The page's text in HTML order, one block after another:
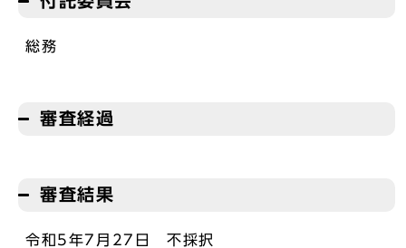
総務
審査経過
審査結果
令和5年7月27日 不採択